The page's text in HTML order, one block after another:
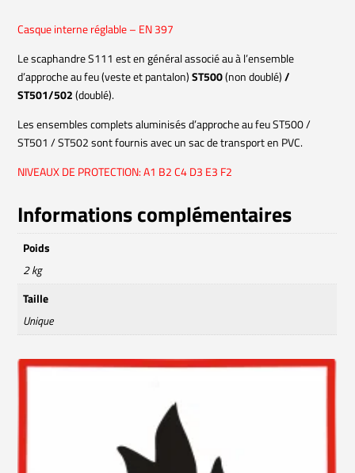
Casque interne réglable – EN 397
Le scaphandre S111 est en général associé au à l’ensemble
d’approche au feu (veste et pantalon)ST500(non doublé)/
ST501/502(doublé).
Les ensembles complets aluminisés d’approche au feu ST500 /
ST501 / ST502 sont fournis avec un sac de transport en PVC.
NIVEAUX DE PROTECTION: A1 B2 C4 D3 E3 F2
Informations complémentaires
Poids
2 kg
Taille
Unique